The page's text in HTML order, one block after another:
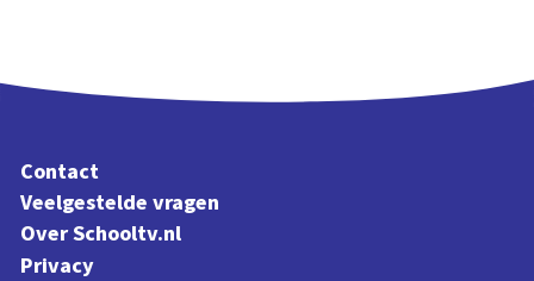
Contact
Veelgestelde vragen
Over Schooltv.nl
Privacy